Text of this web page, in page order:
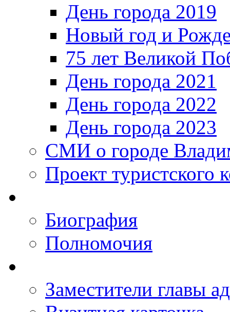
День города 2019
Новый год и
75 лет Великой
День города 2021
День города 2022
День города 2023
СМИ о городе
Проект туристского
Биография
Полномочия
Заместители главы